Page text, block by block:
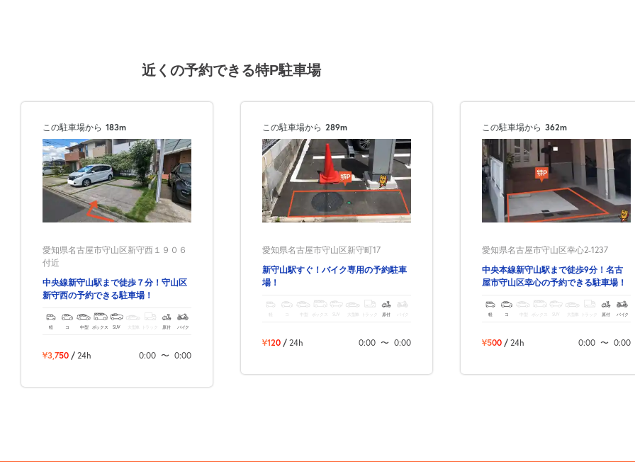
近くの予約できる特P駐車場
この駐車場から 183m
愛知県名古屋市守山区新守西１９０６
付近
中央線新守山駅まで徒歩７分！守山区
新守西の予約できる駐車場！
軽 コ 中型 ボックス SUV 大型車 トラック 原付 バイク
¥3,750 / 24h 0:00 〜 0:00
この駐車場から 289m
愛知県名古屋市守山区新守町17
新守山駅すぐ！バイク専用の予約駐車
場！
軽 中型 ボックス SUV 大型車 トラック 原付 バイク
¥120 / 24h 0:00 〜 0:00
この駐車場から 362m
愛知県名古屋市守山区幸心2-1237
中央本線新守山駅まで徒歩9分！名古
屋市守山区幸心の予約できる駐車場！
軽 コ 中型 ボックス SUV 大型車 トラック 原付 バイク
¥500 / 24h 0:00 〜 0:00